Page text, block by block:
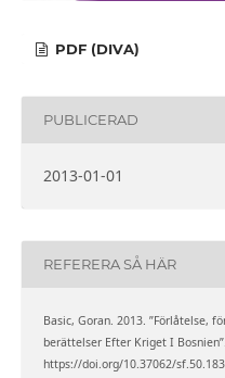
PDF (DIVA)
PUBLICERAD
2013-01-01
REFERERA SÅ HÄR
Basic, Goran. 2013. ”Förlåtelse,
berättelser Efter Kriget I Bosnien”.
https://doi.org/10.37062/